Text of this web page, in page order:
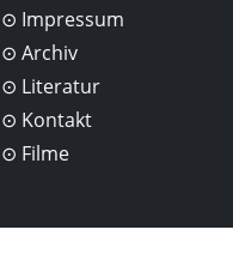
Impressum
Archiv
Literatur
Kontakt
Filme